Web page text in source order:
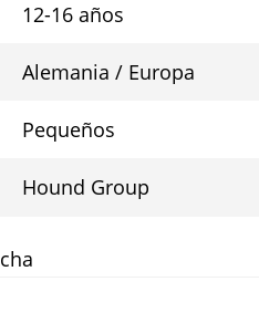
12-16 años
Alemania / Europa
Pequeños
Hound Group